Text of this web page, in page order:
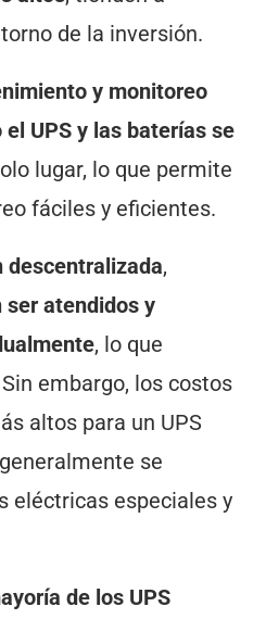
de la inversión.
y monitoreo
UPS y las baterías se
lugar, lo que permite
fáciles y eficientes.
descentralizada,
ser atendidos y
, lo que
embargo, los costos
altos para un UPS
se
eléctricas especiales y
de los UPS